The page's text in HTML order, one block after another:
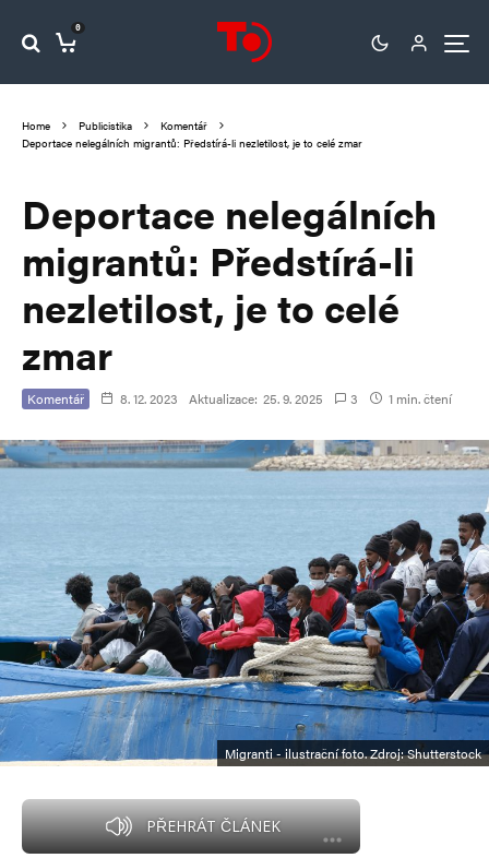
0
Home Publicistika
Komentář
Deportace nelegálních migrantů: Předstírá-li nezletilost, je to celé zmar
Deportace nelegálních
migrantů: Předstírá-li
nezletilost, je to celé
zmar
Komentář 8. 12. 2023 Aktualizace: 25. 9. 2025 3 1 min. čtení
Migranti - ilustrační foto. Zdroj: Shutterstock
PŘEHRÁT ČLÁNEK